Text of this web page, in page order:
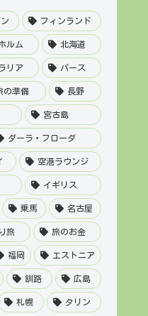
フィンランド
ルム 北海道
リア パース
の準備 長野
宮古島
ダーラ・フローダ
空港ラウンジ
イギリス
乗馬 名古屋
旅 旅のお金
福岡 エストニア
釧路 広島
札幌 タリン